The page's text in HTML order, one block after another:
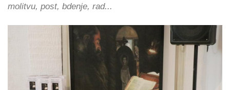
molitvu, post, bdenje, rad...